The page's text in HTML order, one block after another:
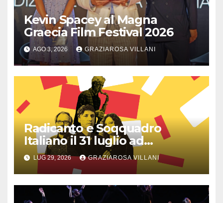
Kevin Spacey al Magna
Graecia Film Festival 2026
AGO 3, 2026 GRAZIAROSA VILLANI
Radicanto e Soqquadro
Italiano il 31 luglio ad
Anguillara
LUG 29, 2026 GRAZIAROSA VILLANI